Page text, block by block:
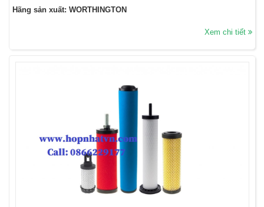
Hãng sản xuất: WORTHINGTON
Xem chi tiết